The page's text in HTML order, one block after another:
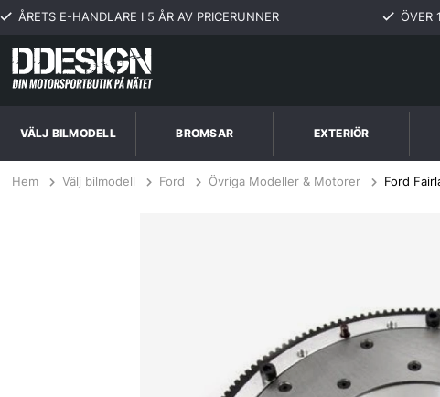
ÅRETS E-HANDLARE I 5 ÅR AV PRICERUNNER ÖVER
VÄLJ BILMODELL BROMSAR EXTERIÖR
Hem Välj bilmodell Ford Övriga Modeller & Motorer Ford